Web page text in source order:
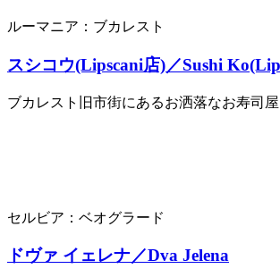
ルーマニア：ブカレスト
スシコウ(Lipscani店)／Sushi
ブカレスト旧市街にあるお洒落なお寿司
セルビア：ベオグラード
ドヴァ イェレナ／Dva Jelena